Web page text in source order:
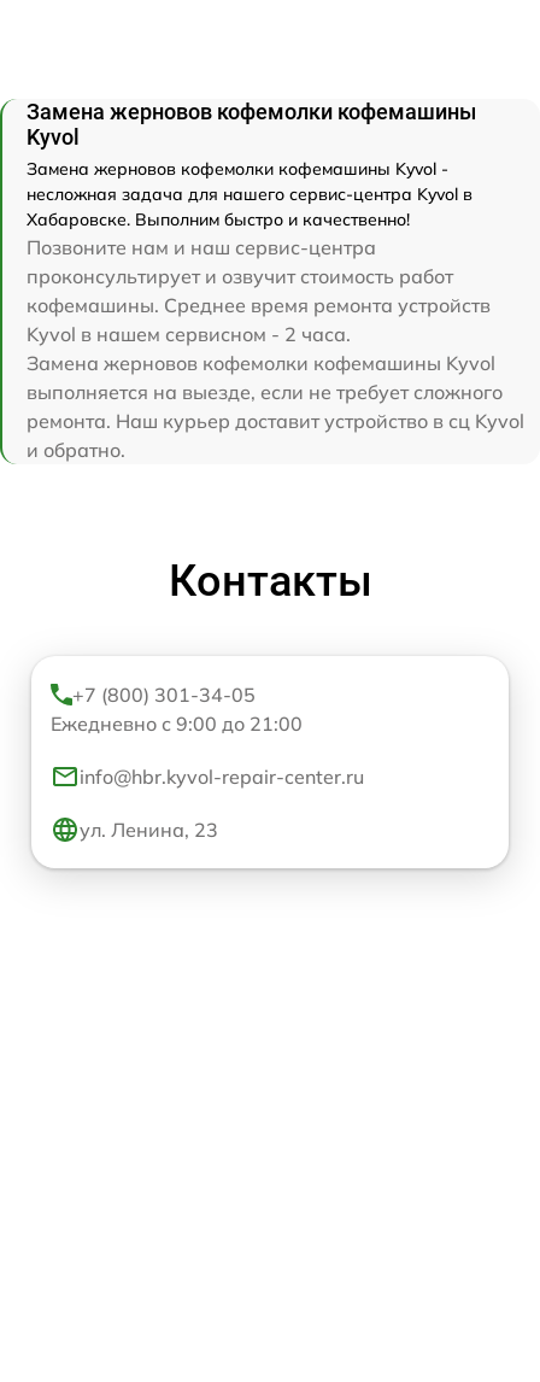
Замена жерновов кофемолки кофемашины
Kyvol
Замена жерновов кофемолки кофемашины Kyvol -
несложная задача для нашего сервис-центра Kyvol в
Хабаровске. Выполним быстро и качественно!
Позвоните нам и наш сервис-центра
проконсультирует и озвучит стоимость работ
кофемашины. Среднее время ремонта устройств
Kyvol в нашем сервисном - 2 часа.
Замена жерновов кофемолки кофемашины Kyvol
выполняется на выезде, если не требует сложного
ремонта. Наш курьер доставит устройство в сц Kyvol
и обратно.
Контакты
+7 (800) 301-34-05
Ежедневно с 9:00 до 21:00
info@hbr.kyvol-repair-center.ru
ул. Ленина, 23